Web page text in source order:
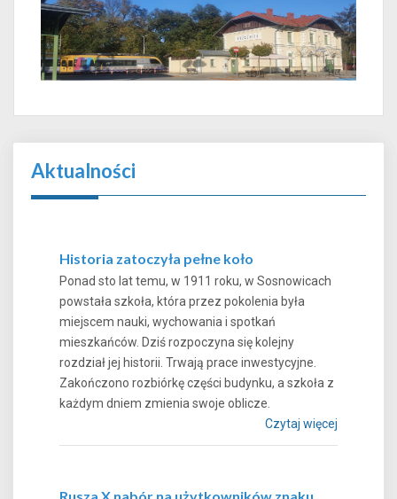
Aktualności
Historia zatoczyła pełne koło
Ponad sto lat temu, w 1911 roku, w Sosnowicach
powstała szkoła, która przez pokolenia była
miejscem nauki, wychowania i spotkań
mieszkańców. Dziś rozpoczyna się kolejny
rozdział jej historii. Trwają prace inwestycyjne.
Zakończono rozbiórkę części budynku, a szkoła z
każdym dniem zmienia swoje oblicze.
Czytaj więcej
Rusza X nabór na użytkowników znaku